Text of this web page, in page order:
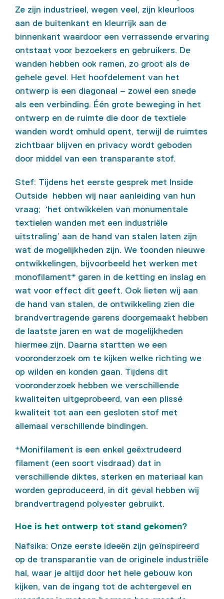
Ze zijn industrieel, wegen veel, zijn kleurloos
aan de buitenkant en kleurrijk aan de
binnenkant waardoor een verrassende ervaring
ontstaat voor bezoekers en gebruikers. De
wanden hebben ook ramen, zo groot als de
gehele gevel. Het hoofdelement van het
ontwerp is een diagonaal – zowel een snede
als een verbinding. Één grote beweging in het
ontwerp en de ruimte die door de textiele
wanden wordt omhuld opent, terwijl de ruimtes
zichtbaar blijven en privacy wordt geboden
door middel van een transparante stof.
Stef: Tijdens het eerste gesprek met Inside
Outside hebben wij naar aanleiding van hun
vraag; ‘het ontwikkelen van monumentale
textielen wanden met een industriële
uitstraling’ aan de hand van stalen laten zijn
wat de mogelijkheden zijn. We toonden nieuwe
ontwikkelingen, bijvoorbeeld het werken met
monofilament* garen in de ketting en inslag en
wat voor effect dit geeft. Ook lieten wij aan
de hand van stalen, de ontwikkeling zien die
brandvertragende garens doorgemaakt hebben
de laatste jaren en wat de mogelijkheden
hiermee zijn. Daarna startten we een
vooronderzoek om te kijken welke richting we
op wilden en konden gaan. Tijdens dit
vooronderzoek hebben we verschillende
kwaliteiten uitgeprobeerd, van een plissé
kwaliteit tot aan een gesloten stof met
allemaal verschillende bindingen.
*Monifilament is een enkel geëxtrudeerd
filament (een soort visdraad) dat in
verschillende diktes, sterken en materiaal kan
worden geproduceerd, in dit geval hebben wij
brandvertragend polyester gebruikt.
Hoe is het ontwerp tot stand gekomen?
Nafsika: Onze eerste ideeën zijn geïnspireerd
op de transparantie van de originele industriële
hal, waar je altijd door het hele gebouw kon
kijken, van de ingang tot de achtergevel en